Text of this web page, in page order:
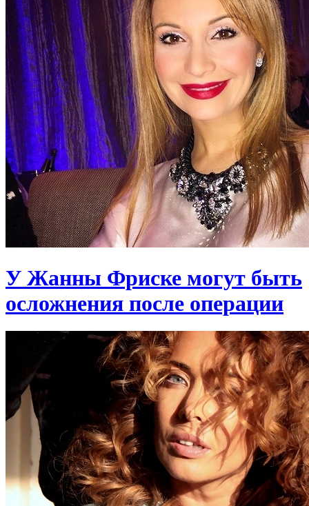
У Жанны Фриске могут быть
осложнения после операции